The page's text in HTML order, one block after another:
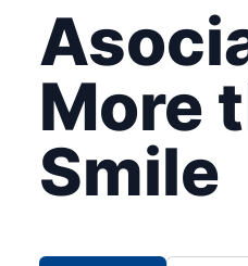
More
Smile